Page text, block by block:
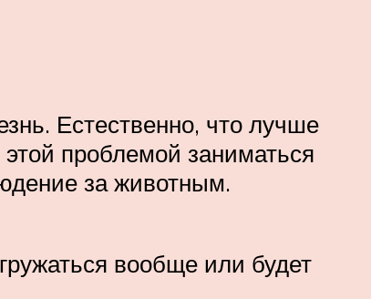
Естественно, что лучше
проблемой заниматься
за животным.
вообще или будет